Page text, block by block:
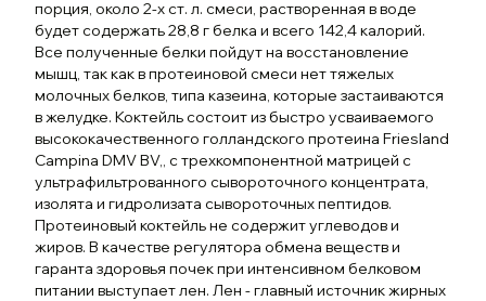
порция, около 2-х ст. л. смеси, растворенная в воде
будет содержать 28,8 г белка и всего 142,4 калорий.
Все полученные белки пойдут на восстановление
мышц, так как в протеиновой смеси нет тяжелых
молочных белков, типа казеина, которые застаиваются
в желудке. Коктейль состоит из быстро усваиваемого
высококачественного голландского протеина Friesland
Campina DMV BV,, с трехкомпонентной матрицей с
ультрафильтрованного сывороточного концентрата,
изолята и гидролизата сывороточных пептидов.
Протеиновый коктейль не содержит углеводов и
жиров. В качестве регулятора обмена веществ и
гаранта здоровья почек при интенсивном белковом
питании выступает лен. Лен - главный источник жирных